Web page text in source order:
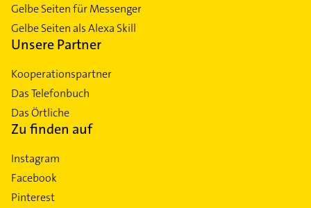
Gelbe Seiten für Messenger
Gelbe Seiten als Alexa Skill
Unsere Partner
Kooperationspartner
Das Telefonbuch
Das Örtliche
Zu finden auf
Instagram
Facebook
Pinterest